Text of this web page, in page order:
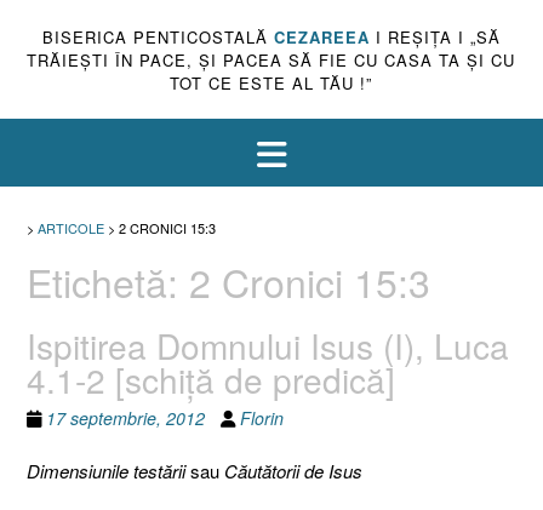
BISERICA PENTICOSTALĂ CEZAREEA I REŞIŢA I „SĂ
TRĂIEŞTI ÎN PACE, ŞI PACEA SĂ FIE CU CASA TA ŞI CU
TOT CE ESTE AL TĂU !”
> ARTICOLE > 2 CRONICI 15:3
Etichetă: 2 Cronici 15:3
Ispitirea Domnului Isus (I), Luca
4.1-2 [schiţă de predică]
17 septembrie, 2012 Florin
Dimensiunile testăriisau Căutătorii de Isus